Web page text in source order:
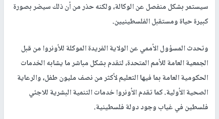
سيستمر بشكل منفصل عن الوكالة، ولكنه حذر من أن ذلك سيضر بصورة
كبيرة حياة ومستقبل الفلسطينيين.
وتحدث المسؤول الأممي عن الولاية الفريدة الموكلة للأونروا من قبل
الجمعية العامة للأمم المتحدة، لتقدم بشكل مباشر ما يشابه الخدمات
الحكومية العامة بما فيها التعليم لأكثر من نصف مليون طفل، والرعاية
الصحية الأولية. كما تقدم الأونروا خدمات التنمية البشرية للاجئي
فلسطين في غياب وجود دولة فلسطينية.